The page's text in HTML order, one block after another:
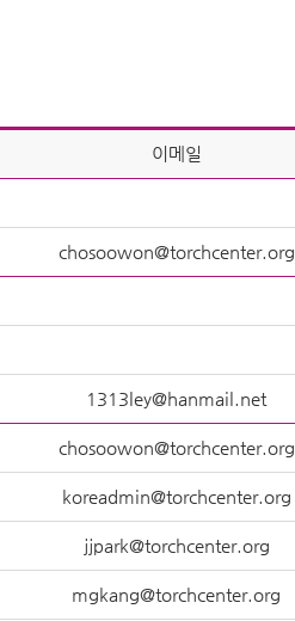
이메일
chosoowon@torchcenter.org
1313ley@hanmail.net
chosoowon@torchcenter.org
koreadmin@torchcenter.org
jjpark@torchcenter.org
mgkang@torchcenter.org